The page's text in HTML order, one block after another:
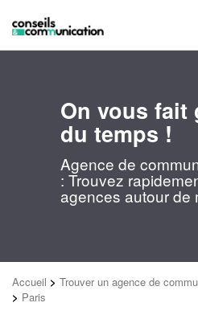
On vous fait
du temps !
Agence de
: Trouvez
agences autour de
Accueil > Trouver un agence de
> Paris